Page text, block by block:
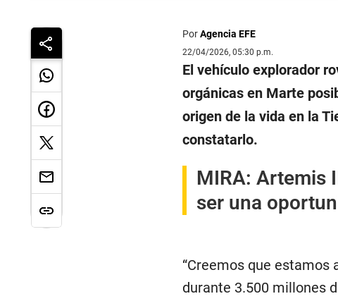
PorAgencia EFE
22/04/2026, 05:30 p.m.
El vehículo explorador
orgánicas en Marte
origen de la vida en la
constatarlo.
MIRA: Artemis
ser una
“Creemos que estamos
durante 3.500 millones